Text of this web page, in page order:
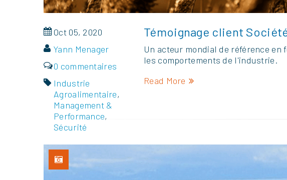
Oct 05, 2020
Yann Menager
0 commentaires
Industrie
Agroalimentaire,
Management &
Performance,
Sécurité
Témoignage client
Un acteur mondial de référence
les comportements de l'industrie.
Read More